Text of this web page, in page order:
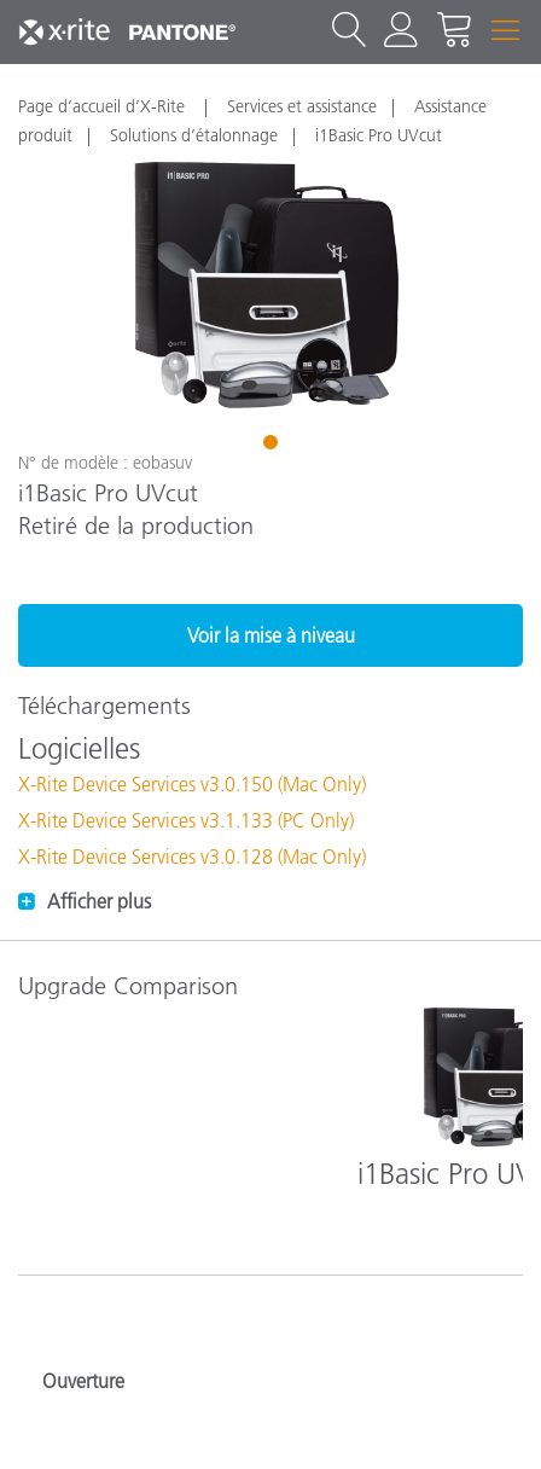
Page d’accueil d’X-Rite Services et assistance
Assistance
produit
Solutions d’étalonnage i1Basic Pro UVcut
1
N° de modèle : eobasuv
i1Basic Pro UVcut
Retiré de la production
Voir la mise à niveau
Téléchargements
Logicielles
X-Rite Device Services v3.0.150 (Mac Only)
X-Rite Device Services v3.1.133 (PC Only)
X-Rite Device Services v3.0.128 (Mac Only)
Afficher plus
Upgrade Comparison
i1Basic Pro
Ouverture